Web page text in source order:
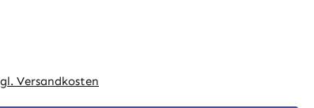
Versandkosten